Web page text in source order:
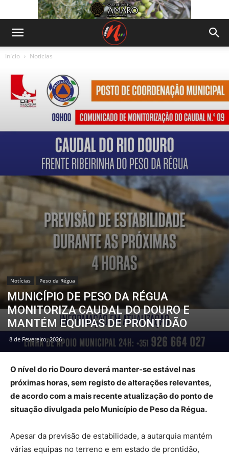
Início Notícias
Notícias Peso da Régua
MUNICÍPIO DE PESO DA RÉGUA
MONITORIZA CAUDAL DO DOURO E
MANTÉM EQUIPAS DE PRONTIDÃO
8 de Fevereiro, 2026
O nível do rio Douro deverá manter-se estável nas
próximas horas, sem registo de alterações relevantes,
de acordo com a mais recente atualização do ponto de
situação divulgada pelo Município de Peso da Régua.
Apesar da previsão de estabilidade, a autarquia mantém
várias equipas no terreno e em estado de prontidão,